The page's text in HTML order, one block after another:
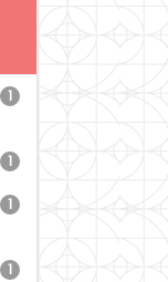
1
1
1
1